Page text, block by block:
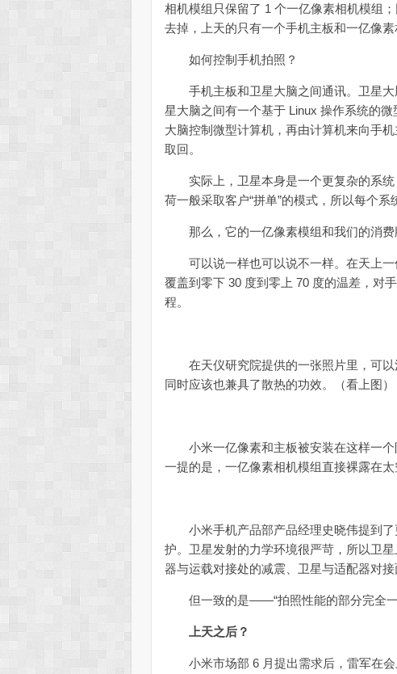
相机模组只保留了 1 个一亿像素相机模组
去掉，上天的只有一个手机主板和一亿像素
如何控制手机拍照？
手机主板和卫星大脑之间通讯。卫星大
星大脑之间有一个基于 Linux 操作系统的
大脑控制微型计算机，再由计算机来向手
取回。
实际上，卫星本身是一个更复杂的系统
荷一般采取客户“拼单”的模式，所以每个系
那么，它的一亿像素模组和我们的消费
可以说一样也可以说不一样。在天上一
覆盖到零下 30 度到零上 70 度的温差，对
程。
在天仪研究院提供的一张照片里，可以
同时应该也兼具了散热的功效。（看上图）
小米一亿像素和主板被安装在这样一个
一提的是，一亿像素相机模组直接裸露在太
小米手机产品部产品经理史晓伟提到了
护。卫星发射的力学环境很严苛，所以卫
器与运载对接处的减震、卫星与适配器对
但一致的是——“拍照性能的部分完全一
上天之后？
小米市场部 6 月提出需求后，雷军在会